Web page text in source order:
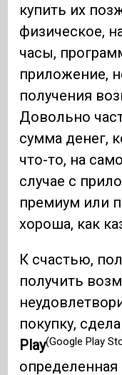
купить их
физическое,
часы,
приложение,
получения
Довольно
сумма денег,
что-то, на
случае с
премиум или
хороша, как
К счастью,
получить
покупку,
Play(Google Play
определенная